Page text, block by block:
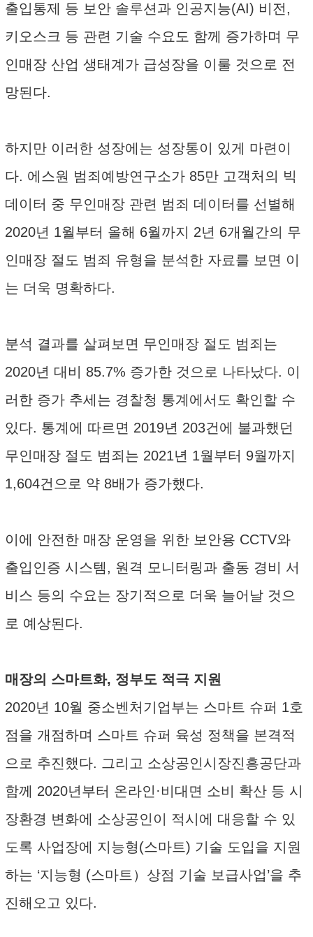
출입통제 등 보안 솔루션과 인공지능(AI) 비전,
키오스크 등 관련 기술 수요도 함께 증가하며 무
인매장 산업 생태계가 급성장을 이룰 것으로 전
망된다.
하지만 이러한 성장에는 성장통이 있게 마련이
다. 에스원 범죄예방연구소가 85만 고객처의 빅
데이터 중 무인매장 관련 범죄 데이터를 선별해
2020년 1월부터 올해 6월까지 2년 6개월간의 무
인매장 절도 범죄 유형을 분석한 자료를 보면 이
는 더욱 명확하다.
분석 결과를 살펴보면 무인매장 절도 범죄는
2020년 대비 85.7% 증가한 것으로 나타났다. 이
러한 증가 추세는 경찰청 통계에서도 확인할 수
있다. 통계에 따르면 2019년 203건에 불과했던
무인매장 절도 범죄는 2021년 1월부터 9월까지
1,604건으로 약 8배가 증가했다.
이에 안전한 매장 운영을 위한 보안용 CCTV와
출입인증 시스템, 원격 모니터링과 출동 경비 서
비스 등의 수요는 장기적으로 더욱 늘어날 것으
로 예상된다.
매장의 스마트화, 정부도 적극 지원
2020년 10월 중소벤처기업부는 스마트 슈퍼 1호
점을 개점하며 스마트 슈퍼 육성 정책을 본격적
으로 추진했다. 그리고 소상공인시장진흥공단과
함께 2020년부터 온라인·비대면 소비 확산 등 시
장환경 변화에 소상공인이 적시에 대응할 수 있
도록 사업장에 지능형(스마트) 기술 도입을 지원
하는 ‘지능형 (스마트）상점 기술 보급사업’을 추
진해오고 있다.